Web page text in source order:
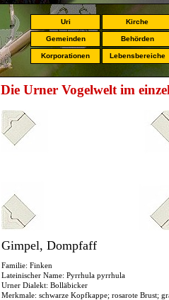
Uri Kirche
Gemeinden Behörden
Korporationen Lebensbereiche
Die Urner Vogelwelt im
Gimpel, Dompfaff
Familie: Finken
Lateinischer Name: Pyrrhula pyrrhula
Urner Dialekt: Bolläbicker
Merkmale: schwarze Kopfkappe; rosarote Brust;